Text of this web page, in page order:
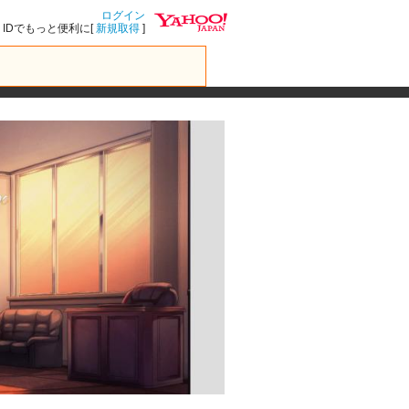
ログイン
IDでもっと便利に[新規取得 ]